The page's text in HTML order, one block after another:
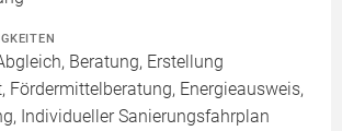
Beratung, Erstellung
Fördermittelberatung, Energieausweis,
Individueller Sanierungsfahrplan